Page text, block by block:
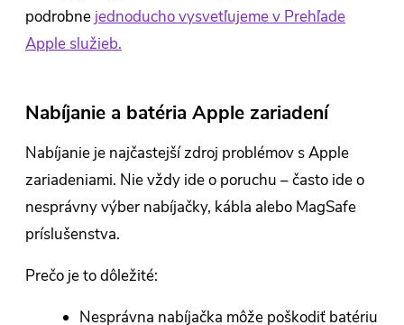
podrobne jednoducho vysvetľujeme v Prehľade
Apple služieb.
Nabíjanie a batéria Apple zariadení
Nabíjanie je najčastejší zdroj problémov s Apple
zariadeniami. Nie vždy ide o poruchu – často ide o
nesprávny výber nabíjačky, kábla alebo MagSafe
príslušenstva.
Prečo je to dôležité:
Nesprávna nabíjačka môže poškodiť batériu